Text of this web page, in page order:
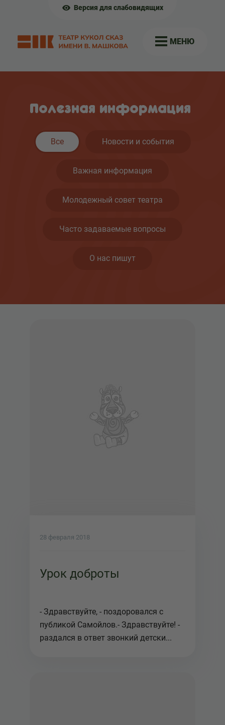
Версия для слабовидящих
МЕНЮ
Полезная информация
Все Новости и события
Важная информация
Молодежный совет театра
Часто задаваемые вопросы
О нас пишут
28 февраля 2018
Урок доброты
- Здравствуйте, - поздоровался с
публикой Самойлов.- Здравствуйте! -
раздался в ответ звонкий детски...